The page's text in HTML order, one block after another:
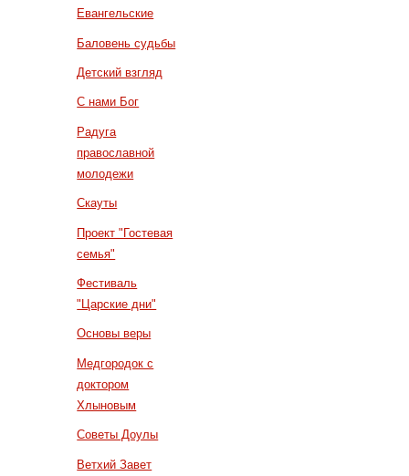
Евангельские
Баловень судьбы
Детский взгляд
С нами Бог
Радуга
православной
молодежи
Скауты
Проект "Гостевая
семья"
Фестиваль
"Царские дни"
Основы веры
Медгородок с
доктором
Хлыновым
Советы Доулы
Ветхий Завет